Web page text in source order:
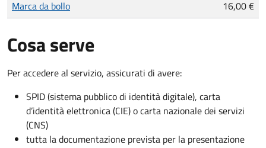
Marca da bollo 16,00 €
Cosa serve
Per accedere al servizio, assicurati di avere:
SPID (sistema pubblico di identità digitale), carta
d’identità elettronica (CIE) o carta nazionale dei servizi
(CNS)
tutta la documentazione prevista per la presentazione